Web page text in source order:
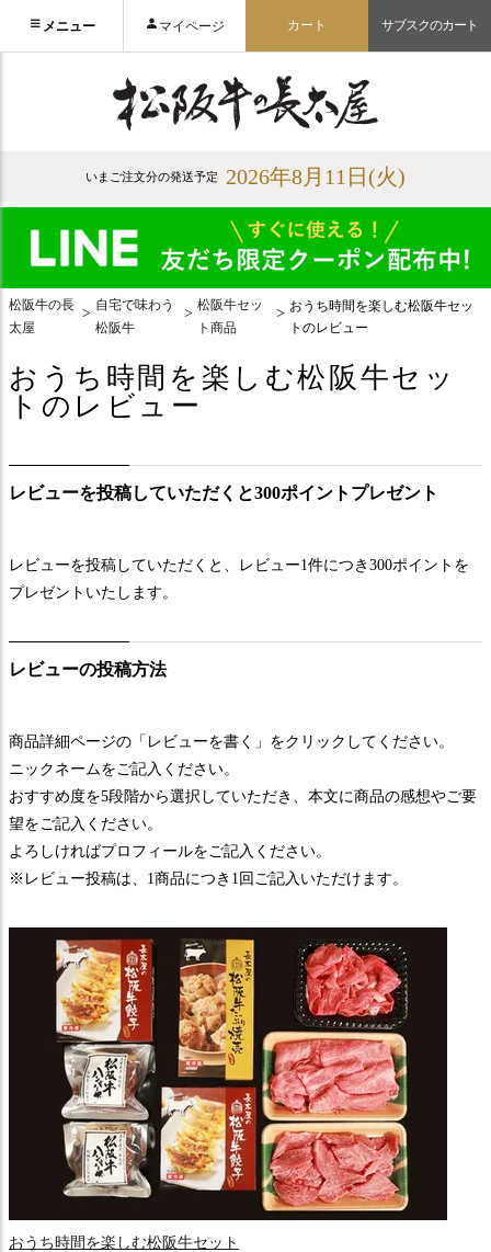
メニュー マイページ カート サブスクのカート
いまご注文分の発送予定 2026年8月11日(火)
松阪牛の長
太屋
自宅で味わう
松阪牛
松阪牛セッ
ト商品
おうち時間を楽しむ松阪牛セッ
トのレビュー
おうち時間を楽しむ松阪牛セッ
トのレビュー
レビューを投稿していただくと300ポイントプレゼント
レビューを投稿していただくと、レビュー1件につき300ポイントを
プレゼントいたします。
レビューの投稿方法
商品詳細ページの「レビューを書く」をクリックしてください。
ニックネームをご記入ください。
おすすめ度を5段階から選択していただき、本文に商品の感想やご要
望をご記入ください。
よろしければプロフィールをご記入ください。
※レビュー投稿は、1商品につき1回ご記入いただけます。
おうち時間を楽しむ松阪牛セット